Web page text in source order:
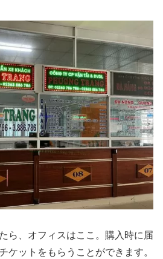
ら、オフィスはここ。購入時に届
ケットをもらうことができます。